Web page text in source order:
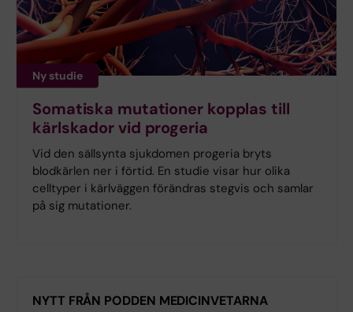
Ny studie
Somatiska mutationer kopplas till
kärlskador vid progeria
Vid den sällsynta sjukdomen progeria bryts
blodkärlen ner i förtid. En studie visar hur olika
celltyper i kärlväggen förändras stegvis och samlar
på sig mutationer.
NYTT FRÅN PODDEN MEDICINVETARNA